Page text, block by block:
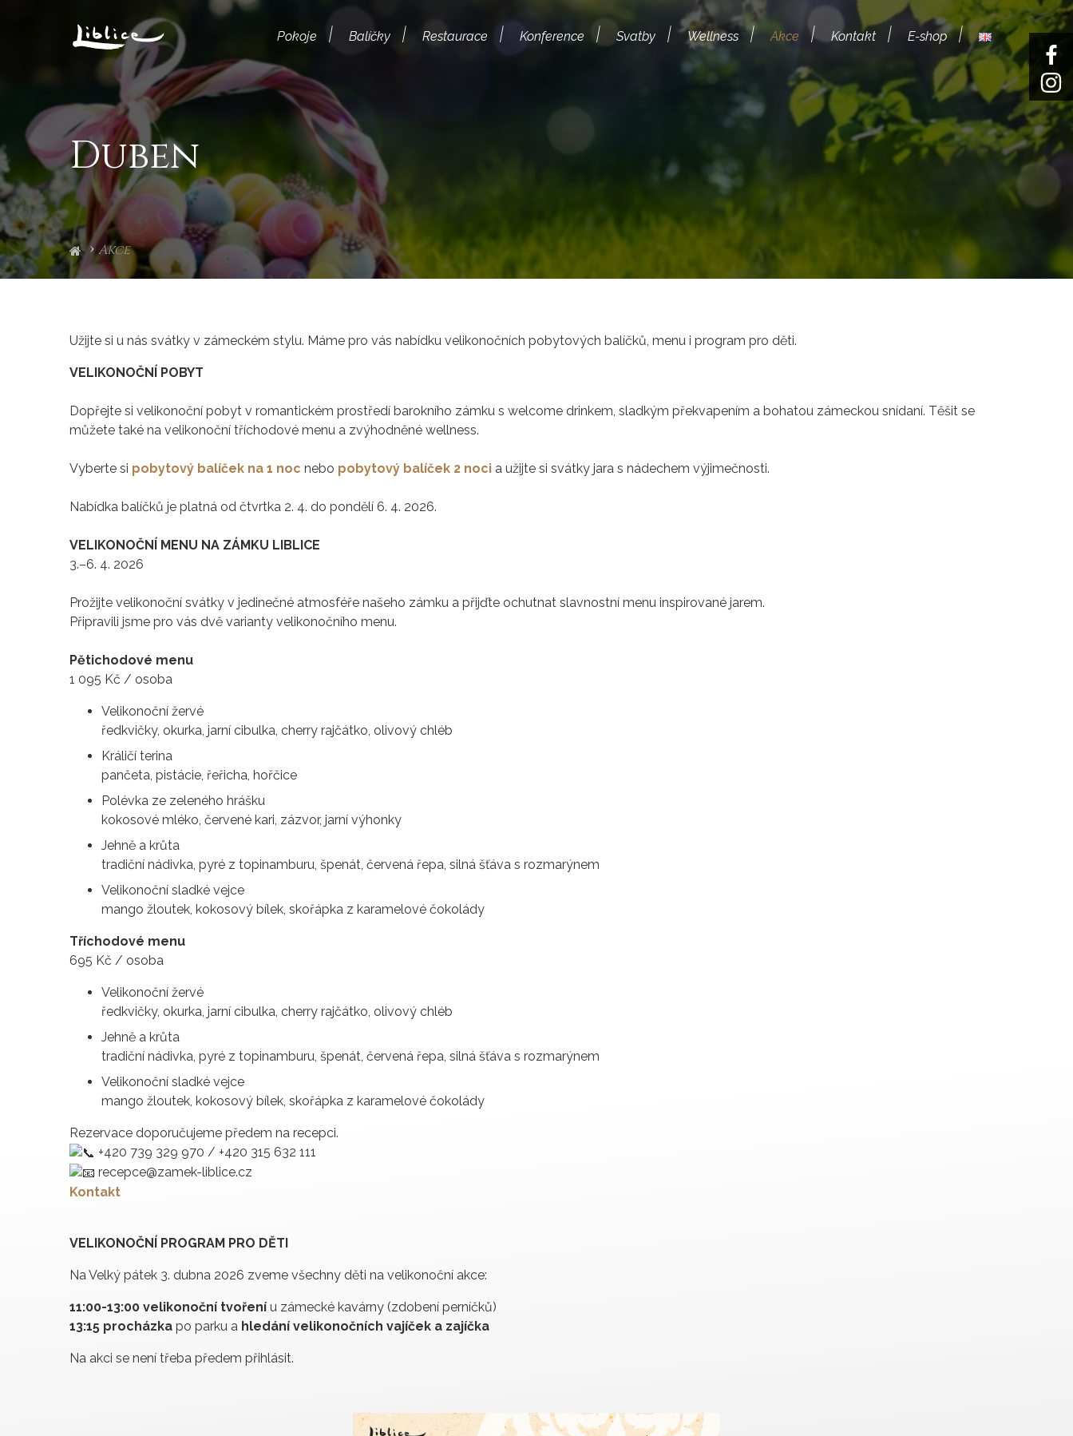
Pokoje Balíčky Restaurace Konference Svatby Wellness Akce Kontakt E-shop
Duben
Akce
Užijte si u nás svátky v zámeckém stylu. Máme pro vás nabídku velikonočních pobytových balíčků, menu i program pro děti.
VELIKONOČNÍ POBYT
Dopřejte si velikonoční pobyt v romantickém prostředí barokního zámku s welcome drinkem, sladkým překvapením a bohatou zámeckou snídaní. Těšit se
můžete také na velikonoční tříchodové menu a zvýhodněné wellness.
Vyberte si pobytový balíček na 1 noc nebo pobytový balíček 2 noci a užijte si svátky jara s nádechem výjimečnosti.
Nabídka balíčků je platná od čtvrtka 2. 4. do pondělí 6. 4. 2026.
VELIKONOČNÍ MENU NA ZÁMKU LIBLICE
3.–6. 4. 2026
Prožijte velikonoční svátky v jedinečné atmosféře našeho zámku a přijďte ochutnat slavnostní menu inspirované jarem.
Připravili jsme pro vás dvě varianty velikonočního menu.
Pětichodové menu
1 095 Kč / osoba
Velikonoční žervé
ředkvičky, okurka, jarní cibulka, cherry rajčátko, olivový chléb
Králičí terina
pančeta, pistácie, řeřicha, hořčice
Polévka ze zeleného hrášku
kokosové mléko, červené kari, zázvor, jarní výhonky
Jehně a krůta
tradiční nádivka, pyré z topinamburu, špenát, červená řepa, silná šťáva s rozmarýnem
Velikonoční sladké vejce
mango žloutek, kokosový bílek, skořápka z karamelové čokolády
Tříchodové menu
695 Kč / osoba
Velikonoční žervé
ředkvičky, okurka, jarní cibulka, cherry rajčátko, olivový chléb
Jehně a krůta
tradiční nádivka, pyré z topinamburu, špenát, červená řepa, silná šťáva s rozmarýnem
Velikonoční sladké vejce
mango žloutek, kokosový bílek, skořápka z karamelové čokolády
Rezervace doporučujeme předem na recepci.
+420 739 329 970 / +420 315 632 111
recepce@zamek-liblice.cz
Kontakt
VELIKONOČNÍ PROGRAM PRO DĚTI
Na Velký pátek 3. dubna 2026 zveme všechny děti na velikonoční akce:
11:00-13:00 velikonoční tvoření u zámecké kavárny (zdobení perníčků)
13:15 procházka po parku a hledání velikonočních vajíček a zajíčka
Na akci se není třeba předem přihlásit.